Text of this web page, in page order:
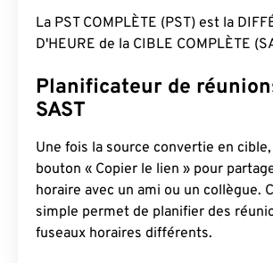
La PST COMPLÈTE (PST) est la
D'HEURE de la CIBLE COMPLÈTE
Planificateur de
SAST
Une fois la source convertie en
bouton « Copier le lien » pour
horaire avec un ami ou un collègue.
simple permet de planifier des
fuseaux horaires différents.